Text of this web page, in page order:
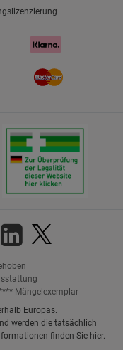
Mängelexemplar
Europas.
werden die tatsächlich
finden Sie hier.